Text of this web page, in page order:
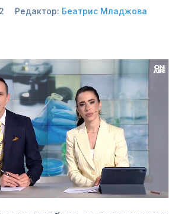
Редактор: Беатрис Младжова
: